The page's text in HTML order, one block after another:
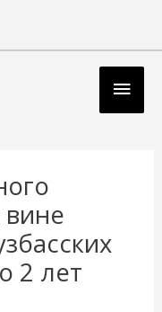
вине
2 лет